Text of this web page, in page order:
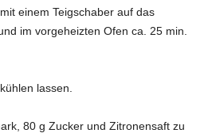
einem Teigschaber auf das
im vorgeheizten Ofen ca. 25 min.
lassen.
80 g Zucker und Zitronensaft zu